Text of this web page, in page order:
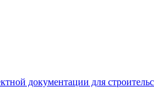
документации для